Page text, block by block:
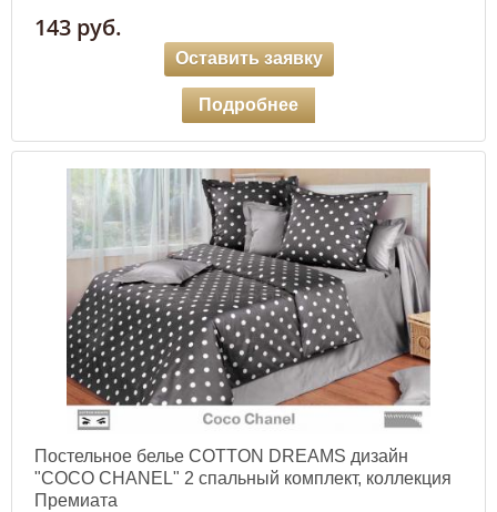
143 руб.
Оставить заявку
Подробнее
Постельное белье COTTON DREAMS дизайн
"COCO CHANEL" 2 спальный комплект, коллекция
Премиата